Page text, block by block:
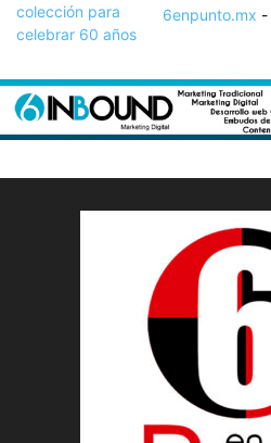
6enpunto.mx -